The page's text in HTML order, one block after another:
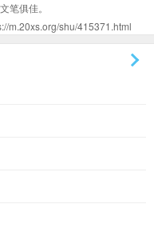
笔俱佳。
m.20xs.org/shu/415371.html